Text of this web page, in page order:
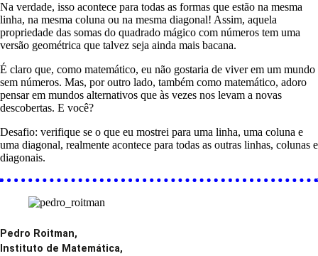
Na verdade, isso acontece para todas as formas que estão na mesma
linha, na mesma coluna ou na mesma diagonal! Assim, aquela
propriedade das somas do quadrado mágico com números tem uma
versão geométrica que talvez seja ainda mais bacana.
É claro que, como matemático, eu não gostaria de viver em um mundo
sem números. Mas, por outro lado, também como matemático, adoro
pensar em mundos alternativos que às vezes nos levam a novas
descobertas. E você?
Desafio: verifique se o que eu mostrei para uma linha, uma coluna e
uma diagonal, realmente acontece para todas as outras linhas, colunas e
diagonais.
Pedro Roitman,
Instituto de Matemática,